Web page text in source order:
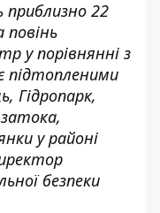
приблизно 22
повінь
у порівнянні з
підтопленими
Гідропарк,
у районі
безпеки